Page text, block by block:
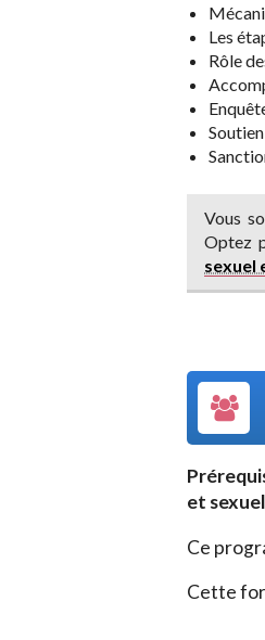
Les
Rôle
Vous
Optez
sexuel
et
Ce
Cette